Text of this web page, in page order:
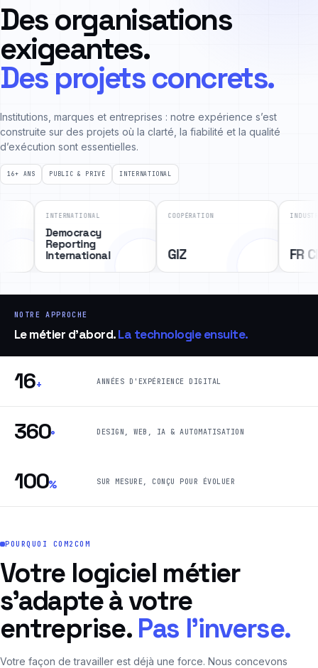
Des organisations
exigeantes.
Des projets concrets.
Institutions, marques et entreprises : notre expérience s’est
construite sur des projets où la clarté, la fiabilité et la qualité
d’exécution sont essentielles.
16+ ANS PUBLIC & PRIVÉ INTERNATIONAL
COOPÉRATION
GIZ
INDUSTRIE
FR CNC TECH Ice
NOTRE APPROCHE
Le métier d'abord.La technologie ensuite.
16+ ANNÉES D'EXPÉRIENCE DIGITAL
360° DESIGN, WEB, IA & AUTOMATISATION
100% SUR MESURE, CONÇU POUR ÉVOLUER
POURQUOI COM2COM
Votre logiciel métier
s’adapte à votre
entreprise. Pas l’inverse.
Votre façon de travailler est déjà une force. Nous concevons